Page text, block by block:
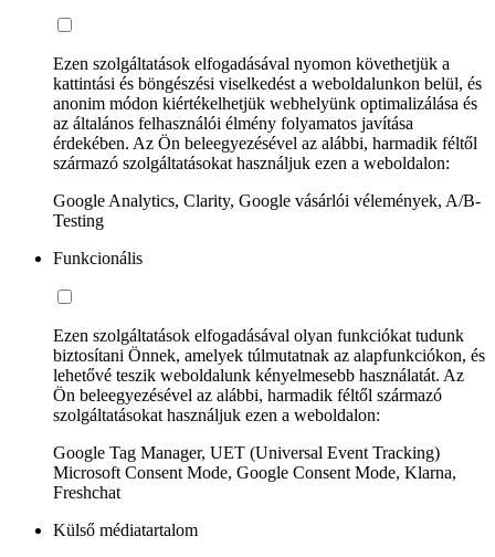
Ezen szolgáltatások elfogadásával nyomon követhetjük a
kattintási és böngészési viselkedést a weboldalunkon belül, és
anonim módon kiértékelhetjük webhelyünk optimalizálása és
az általános felhasználói élmény folyamatos javítása
érdekében. Az Ön beleegyezésével az alábbi, harmadik féltől
származó szolgáltatásokat használjuk ezen a weboldalon:
Google Analytics, Clarity, Google vásárlói vélemények, A/B-
Testing
Funkcionális
Ezen szolgáltatások elfogadásával olyan funkciókat tudunk
biztosítani Önnek, amelyek túlmutatnak az alapfunkciókon, és
lehetővé teszik weboldalunk kényelmesebb használatát. Az
Ön beleegyezésével az alábbi, harmadik féltől származó
szolgáltatásokat használjuk ezen a weboldalon:
Google Tag Manager, UET (Universal Event Tracking)
Microsoft Consent Mode, Google Consent Mode, Klarna,
Freshchat
Külső médiatartalom